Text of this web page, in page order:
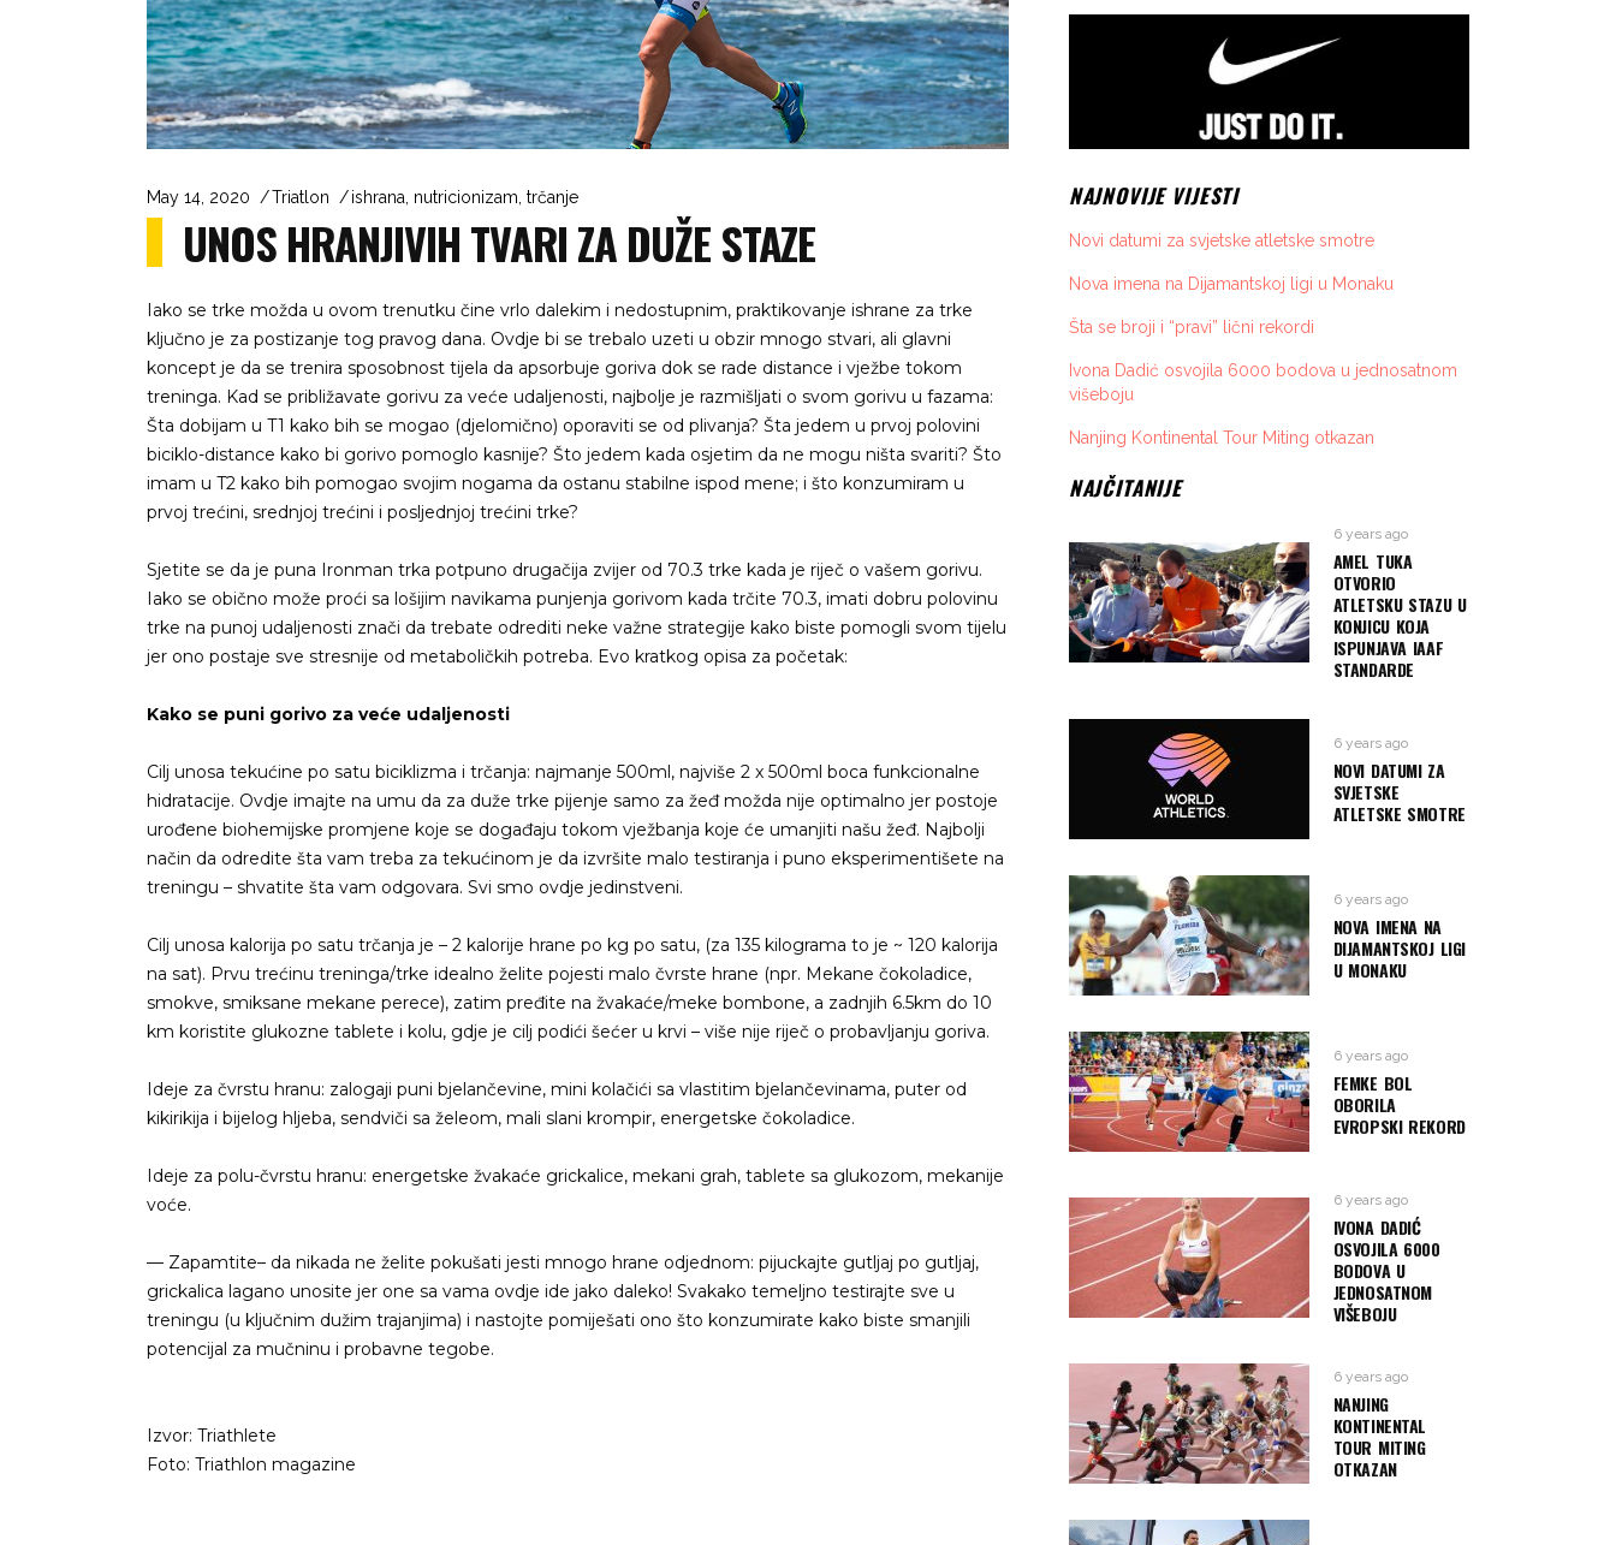
May 14, 2020 Triatlon ishrana nutricionizam trčanje
UNOS HRANJIVIH TVARI ZA DUŽE STAZE
Iako se trke možda u ovom trenutku čine vrlo dalekim i nedostupnim, praktikovanje ishrane za trke
ključno je za postizanje tog pravog dana. Ovdje bi se trebalo uzeti u obzir mnogo stvari, ali glavni
koncept je da se trenira sposobnost tijela da apsorbuje goriva dok se rade distance i vježbe tokom
treninga. Kad se približavate gorivu za veće udaljenosti, najbolje je razmišljati o svom gorivu u fazama:
Šta dobijam u T1 kako bih se mogao (djelomično) oporaviti se od plivanja? Šta jedem u prvoj polovini
biciklo-distance kako bi gorivo pomoglo kasnije? Što jedem kada osjetim da ne mogu ništa svariti? Što
imam u T2 kako bih pomogao svojim nogama da ostanu stabilne ispod mene; i što konzumiram u
prvoj trećini, srednjoj trećini i posljednjoj trećini trke?
Sjetite se da je puna Ironman trka potpuno drugačija zvijer od 70.3 trke kada je riječ o vašem gorivu.
Iako se obično može proći sa lošijim navikama punjenja gorivom kada trčite 70.3, imati dobru polovinu
trke na punoj udaljenosti znači da trebate odrediti neke važne strategije kako biste pomogli svom tijelu
jer ono postaje sve stresnije od metaboličkih potreba. Evo kratkog opisa za početak:
Kako se puni gorivo za veće udaljenosti
Cilj unosa tekućine po satu biciklizma i trčanja: najmanje 500ml, najviše 2 x 500ml boca funkcionalne
hidratacije. Ovdje imajte na umu da za duže trke pijenje samo za žeđ možda nije optimalno jer postoje
urođene biohemijske promjene koje se događaju tokom vježbanja koje će umanjiti našu žeđ. Najbolji
način da odredite šta vam treba za tekućinom je da izvršite malo testiranja i puno eksperimentišete na
treningu – shvatite šta vam odgovara. Svi smo ovdje jedinstveni.
Cilj unosa kalorija po satu trčanja je – 2 kalorije hrane po kg po satu, (za 135 kilograma to je ~ 120 kalorija
na sat). Prvu trećinu treninga/trke idealno želite pojesti malo čvrste hrane (npr. Mekane čokoladice,
smokve, smiksane mekane perece), zatim pređite na žvakaće/meke bombone, a zadnjih 6.5km do 10
km koristite glukozne tablete i kolu, gdje je cilj podići šećer u krvi – više nije riječ o probavljanju goriva.
Ideje za čvrstu hranu: zalogaji puni bjelančevine, mini kolačići sa vlastitim bjelančevinama, puter od
kikirikija i bijelog hljeba, sendviči sa želeom, mali slani krompir, energetske čokoladice.
Ideje za polu-čvrstu hranu: energetske žvakaće grickalice, mekani grah, tablete sa glukozom, mekanije
voće.
— Zapamtite– da nikada ne želite pokušati jesti mnogo hrane odjednom: pijuckajte gutljaj po gutljaj,
grickalica lagano unosite jer one sa vama ovdje ide jako daleko! Svakako temeljno testirajte sve u
treningu (u ključnim dužim trajanjima) i nastojte pomiješati ono što konzumirate kako biste smanjili
potencijal za mučninu i probavne tegobe.
Izvor: Triathlete
Foto: Triathlon magazine
NAJNOVIJE VIJESTI
Novi datumi za svjetske atletske smotre
Nova imena na Dijamantskoj ligi u Monaku
Šta se broji i “pravi” lični rekordi
Ivona Dadić osvojila 6000 bodova u jednosatnom
višeboju
Nanjing Kontinental Tour Miting otkazan
NAJČITANIJE
6 years ago
AMEL TUKA
OTVORIO
ATLETSKU STAZU U
KONJICU KOJA
ISPUNJAVA IAAF
STANDARDE
6 years ago
NOVI DATUMI ZA
SVJETSKE
ATLETSKE SMOTRE
6 years ago
NOVA IMENA NA
DIJAMANTSKOJ LIGI
U MONAKU
6 years ago
FEMKE BOL
OBORILA
EVROPSKI REKORD
6 years ago
IVONA DADIĆ
OSVOJILA 6000
BODOVA U
JEDNOSATNOM
VIŠEBOJU
6 years ago
NANJING
KONTINENTAL
TOUR MITING
OTKAZAN